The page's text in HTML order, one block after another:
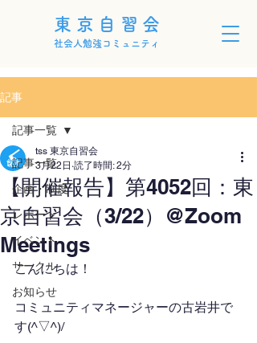
東京自習会
社会人勉強コミュニティ
記事
記事一覧
企画・制度
レポート
イベント
サークル
お知らせ
記事一覧
【開催報告】第4052回：東
京自習会（3/22）@Zoom
Meetings
tss 東京自習会
3月22日 読了時間: 2分
こんにちは！
コミュニティマネージャーの古岩井で
す(^▽^)/